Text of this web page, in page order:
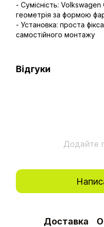
- Сумісність:
геометрія за формою
- Установка: проста
самостійного монтажу
Відгуки
Додайте
Доставка